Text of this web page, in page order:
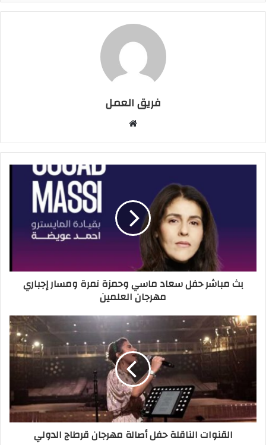
فريق العمل
بث مباشر حفل سعاد ماسي وحمزة نمرة ومسار إجباري
مهرجان العلمين
القنوات الناقلة حفل أصالة مهرجان قرطاج الدولي